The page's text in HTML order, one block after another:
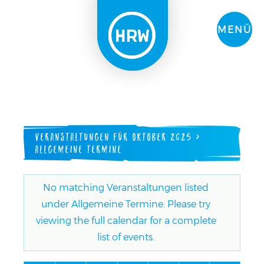
MENÜ
Suche
und
Ansichten,
Navigation
Veranstaltungen für Oktober 2025 ›
Allgemeine Termine
No matching Veranstaltungen listed
under Allgemeine Termine. Please try
viewing the full calendar for a complete
list of events.